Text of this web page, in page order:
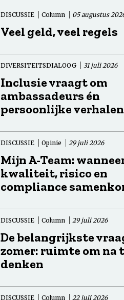
DISCUSSIE Column 05 augustus
Veel geld, veel regels
DIVERSITEITSDIALOOG 31 juli 2026
Inclusie vraagt om
ambassadeurs én
persoonlijke verhalen
DISCUSSIE Opinie 29 juli 2026
Mijn A-Team:
kwaliteit, risico en
compliance
DISCUSSIE Column 29 juli 2026
De belangrijkste
zomer: ruimte om na
denken
DISCUSSIE Column 22 juli 2026